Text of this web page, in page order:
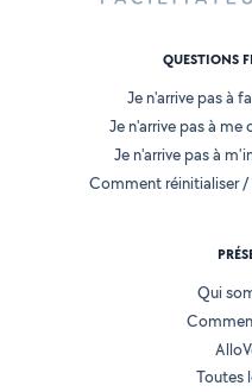
QUESTIONS
Je n'arrive pas à
Je n'arrive pas à
Je n'arrive pas à
Comment réinitialiser
Qui
Toutes